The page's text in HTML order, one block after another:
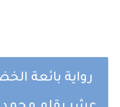
رواية بائعة